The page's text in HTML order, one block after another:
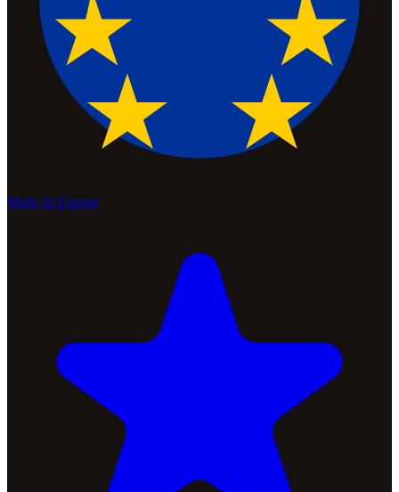
Made In Europe